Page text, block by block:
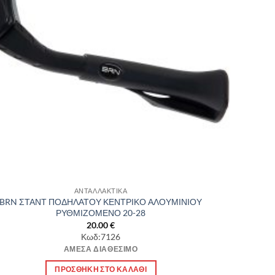
ΑΝΤΑΛΛΑΚΤΙΚΑ
BRN ΣΤΑΝΤ ΠΟΔΗΛΑΤΟΥ ΚΕΝΤΡΙΚΟ ΑΛΟΥΜΙΝΙΟΥ
ΡΥΘΜΙΖΟΜΕΝΟ 20-28
20.00€
Κωδ:7126
ΆΜΕΣΑ ΔΙΑΘΈΣΙΜΟ
ΠΡΟΣΘΉΚΗ ΣΤΟ ΚΑΛΆΘΙ